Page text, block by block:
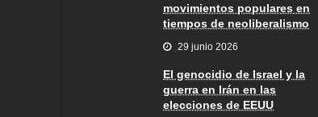
movimientos populares en
tiempos de neoliberalismo
29 junio 2026
El genocidio de Israel y la
guerra en Irán en las
elecciones de EEUU